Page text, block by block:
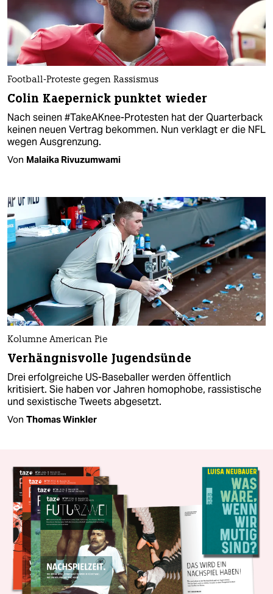
Football-Proteste gegen Rassismus
Colin Kaepernick punktet wieder
Nach seinen #TakeAKnee-Protesten hat der Quarterback
keinen neuen Vertrag bekommen. Nun verklagt er die NFL
wegen Ausgrenzung.
Von Malaika Rivuzumwami
Kolumne American Pie
Verhängnisvolle Jugendsünde
Drei erfolgreiche US-Baseballer werden öffentlich
kritisiert. Sie haben vor Jahren homophobe, rassistische
und sexistische Tweets abgesetzt.
Von Thomas Winkler